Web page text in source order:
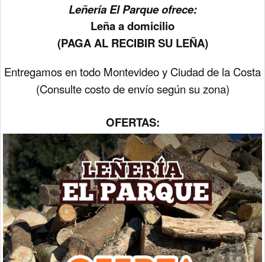
Leñería El Parque ofrece:
Leña a domicilio
(PAGA AL RECIBIR SU LEÑA)
Entregamos en todo Montevideo y Ciudad de la Costa
(Consulte costo de envío según su zona)
OFERTAS: